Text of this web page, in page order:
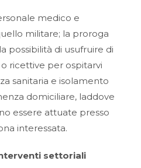
medico e
militare; la proroga
possibilità di usufruire di
ricettive per ospitarvi
sanitaria e isolamento
domiciliare, laddove
essere attuate presso
interessata.
settoriali